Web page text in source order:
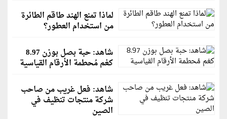
لماذا تمنع الهند طاقم الطائرة
من استخدام العطور؟
شاهد: حبة بصل بوزن 8.97
كغم مُحطمة الأرقام القياسية
شاهد: فعل غريب من صاحب
شركة منتجات تنظيف في
الصين